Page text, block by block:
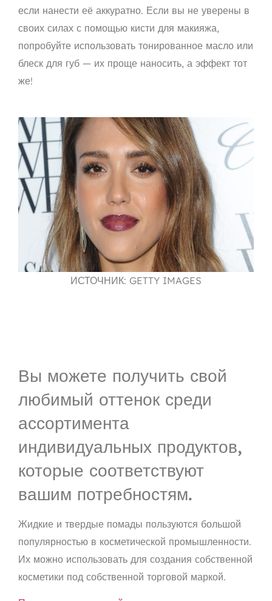
если нанести её аккуратно. Если вы не уверены в
своих силах с помощью кисти для макияжа,
попробуйте использовать тонированное масло или
блеск для губ — их проще наносить, а эффект тот
же!
ИСТОЧНИК: GETTY IMAGES
Вы можете получить свой
любимый оттенок среди
ассортимента
индивидуальных продуктов,
которые соответствуют
вашим потребностям.
Жидкие и твердые помады пользуются большой
популярностью в косметической промышленности.
Их можно использовать для создания собственной
косметики под собственной торговой маркой.